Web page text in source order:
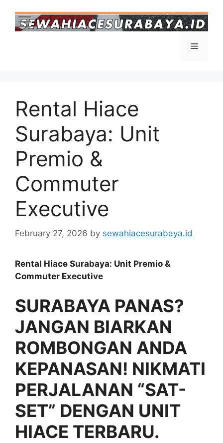
Rental Hiace
Surabaya: Unit
Premio &
Commuter
Executive
February 27, 2026 by sewahiacesurabaya.id
Rental Hiace Surabaya: Unit Premio &
Commuter Executive
SURABAYA PANAS?
JANGAN BIARKAN
ROMBONGAN ANDA
KEPANASAN! NIKMATI
PERJALANAN “SAT-
SET” DENGAN UNIT
HIACE TERBARU.